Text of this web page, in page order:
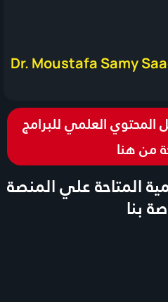
Dr. Moustafa Samy
العلمي للبرامج
من هنا
المتاحة علي المنصة
بنا